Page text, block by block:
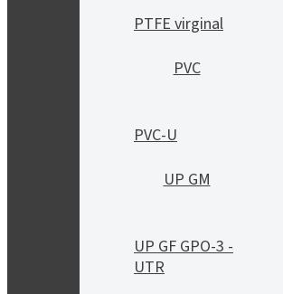
PTFE virginal
PVC
PVC-U
UP GM
UP GF GPO-3 -
UTR